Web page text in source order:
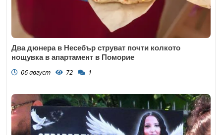
Два дюнера в Несебър струват почти колкото
нощувка в апартамент в Поморие
06 август 72 1